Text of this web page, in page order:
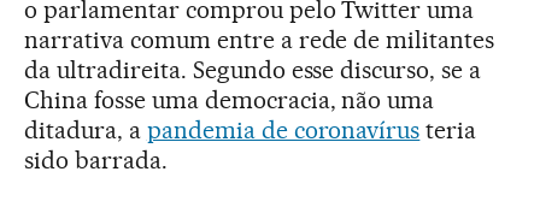
o parlamentar comprou pelo Twitter uma
narrativa comum entre a rede de militantes
da ultradireita. Segundo esse discurso, se a
China fosse uma democracia, não uma
ditadura, a pandemia de coronavírus teria
sido barrada.